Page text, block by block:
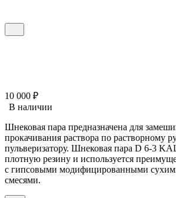
10 000 ₽
В наличии
Шнековая пара предназначена для
прокачивания раствора по растворному
пульверизатору. Шнековая пара D 6-3
плотную резину и используется
с гипсовыми модифицированными
смесями.